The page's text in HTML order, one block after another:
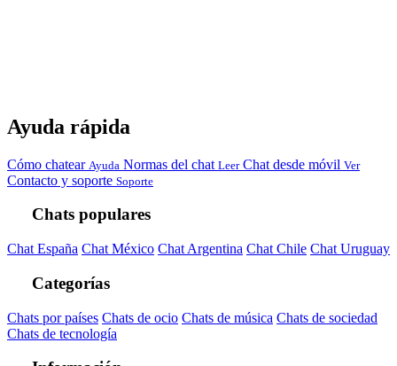
Ayuda rápida
Cómo chatear Ayuda Normas del chat Leer Chat desde móvil Ver
Contacto y soporte Soporte
Chats populares
Chat España Chat México Chat Argentina Chat Chile Chat Uruguay
Categorías
Chats por países Chats de ocio Chats de música Chats de sociedad
Chats de tecnología